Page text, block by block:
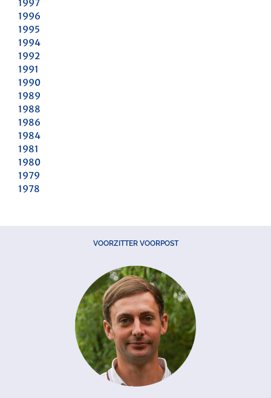
1997
1996
1995
1994
1992
1991
1990
1989
1988
1986
1984
1981
1980
1979
1978
VOORZITTER VOORPOST